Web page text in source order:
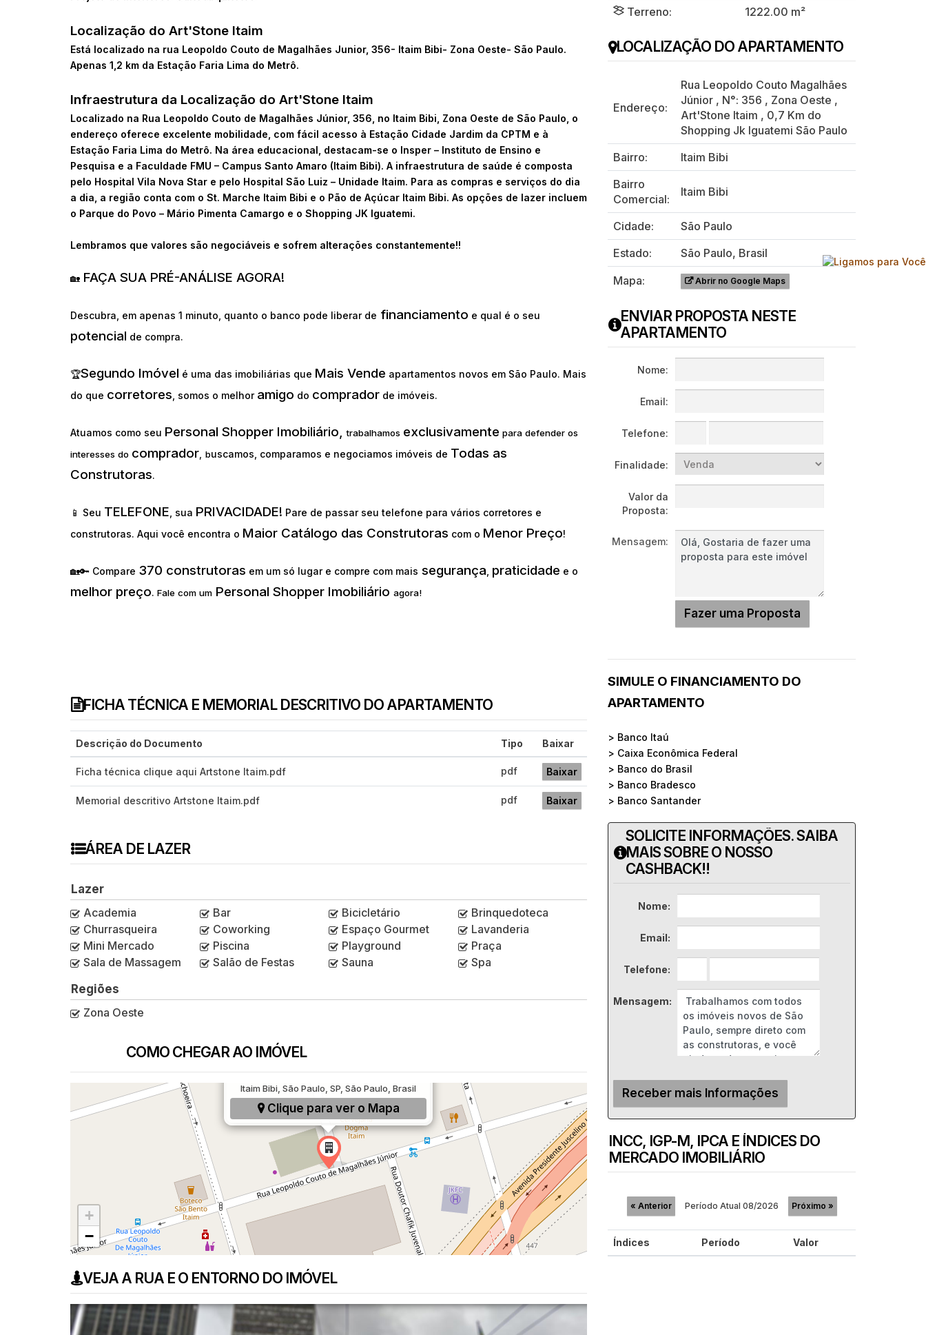
Localização do Art'Stone Itaim
Está localizado na rua Leopoldo Couto de Magalhães Junior, 356- Itaim Bibi- Zona Oeste- São Paulo.
Apenas 1,2 km da Estação Faria Lima do Metrô.
Infraestrutura da Localização do Art'Stone Itaim
Localizado na Rua Leopoldo Couto de Magalhães Júnior, 356, no Itaim Bibi, Zona Oeste de São Paulo, o
endereço oferece excelente mobilidade, com fácil acesso à Estação Cidade Jardim da CPTM e à
Estação Faria Lima do Metrô. Na área educacional, destacam-se o Insper – Instituto de Ensino e
Pesquisa e a Faculdade FMU – Campus Santo Amaro (Itaim Bibi). A infraestrutura de saúde é composta
pelo Hospital Vila Nova Star e pelo Hospital São Luiz – Unidade Itaim. Para as compras e serviços do dia
a dia, a região conta com o St. Marche Itaim Bibi e o Pão de Açúcar Itaim Bibi. As opções de lazer incluem
o Parque do Povo – Mário Pimenta Camargo e o Shopping JK Iguatemi.
Lembramos que valores são negociáveis e sofrem alterações constantemente!!
🏡 FAÇA SUA PRÉ-ANÁLISE AGORA!
Descubra, em apenas 1 minuto, quanto o banco pode liberar de financiamento e qual é o seu
potencial de compra.
🏆Segundo Imóvel é uma das imobiliárias que Mais Vende apartamentos novos em São Paulo. Mais
do que corretores , somos o melhor amigo do comprador de imóveis.
Atuamos como seu Personal Shopper Imobiliário,trabalhamos exclusivamente para defender os
interesses do comprador buscamos, comparamos e negociamos imóveis de Todas as
Construtoras.
📱 Seu TELEFONE , sua PRIVACIDADE! Pare de passar seu telefone para vários corretores e
construtoras. Aqui você encontra o Maior Catálogo das Construtoras com o Menor Preço!
🏡🔑 Compare 370 construtoras em um só lugar e compre com mais segurança praticidade e o
melhor preço. Fale com um Personal Shopper Imobiliário agora!
FICHA TÉCNICA E MEMORIAL DESCRITIVO DO APARTAMENTO
Descrição do Documento Tipo Baixar
Ficha técnica clique aqui Artstone Itaim.pdf pdf Baixar
Memorial descritivo Artstone Itaim.pdf pdf Baixar
ÁREA DE LAZER
Lazer
Academia
Bar Bicicletário
Brinquedoteca
Churrasqueira
Coworking Espaço Gourmet
Lavanderia
Mini Mercado
Piscina Playground
Praça
Sala de Massagem
Salão de Festas Sauna
Spa
Regiões
Zona Oeste
COMO CHEGAR AO IMÓVEL
Rua Leopoldo Couto Magalhães Júnior, 356,
Itaim Bibi, São Paulo, SP, São Paulo, Brasil
Clique para ver o Mapa
+
−
VEJA A RUA E O ENTORNO DO IMÓVEL
Terreno:
1222.00 m²
LOCALIZAÇÃO DO APARTAMENTO
Endereço:
Rua Leopoldo Couto Magalhães
Júnior , N°: 356 , Zona Oeste ,
Art'Stone Itaim , 0,7 Km do
Shopping Jk Iguatemi São Paulo
Bairro:
Itaim Bibi
Bairro
Comercial:
Itaim Bibi
Cidade:
São Paulo
Estado:
São Paulo, Brasil
Mapa:
Abrir no Google Maps
ENVIAR PROPOSTA NESTE
APARTAMENTO
Nome:
Email:
Telefone:
Finalidade:
Valor da
Proposta:
Mensagem:
SIMULE O FINANCIAMENTO DO
APARTAMENTO
> Banco Itaú
> Caixa Econômica Federal
> Banco do Brasil
> Banco Bradesco
> Banco Santander
SOLICITE INFORMAÇÕES. SAIBA
MAIS SOBRE O NOSSO
CASHBACK!!
Nome:
Email:
Telefone:
Mensagem:
INCC, IGP-M, IPCA E ÍNDICES DO
MERCADO IMOBILIÁRIO
« Anterior Período Atual 08/2026 Próximo »
Índices Período Valor